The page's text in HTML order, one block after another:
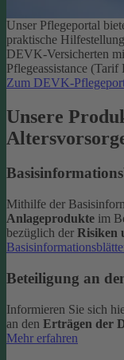
Unser Pflegeportal
praktische
DEVK-Versicherten
Pflegeassistance
Zum DEVK-
Unsere
Mithilfe der
Anlageprodukte im
bezüglich der Risiken
Beteiligung an
Informieren Sie sich
an den Erträgen der
Mehr erfahren